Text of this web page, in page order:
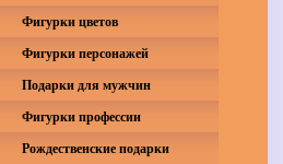
Фигурки цветов
Фигурки персонажей
Подарки для мужчин
Фигурки профессии
Рождественские подарки